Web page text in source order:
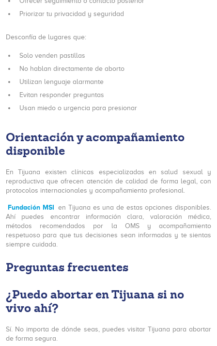
Priorizar tu privacidad y seguridad
Desconfía de lugares que:
Solo venden pastillas
No hablan directamente de aborto
Utilizan lenguaje alarmante
Evitan responder preguntas
Usan miedo o urgencia para presionar
Orientación y acompañamiento
disponible
En Tijuana existen clínicas especializadas en salud sexual y
reproductiva que ofrecen atención de calidad de forma legal, con
protocolos internacionales y acompañamiento profesional.
Fundación MSI en Tijuana es una de estas opciones disponibles.
Ahí puedes encontrar información clara, valoración médica,
métodos recomendados por la OMS y acompañamiento
respetuoso para que tus decisiones sean informadas y te sientas
siempre cuidada.
Preguntas frecuentes
¿Puedo abortar en Tijuana si no
vivo ahí?
Sí. No importa de dónde seas, puedes visitar Tijuana para abortar
de forma segura.